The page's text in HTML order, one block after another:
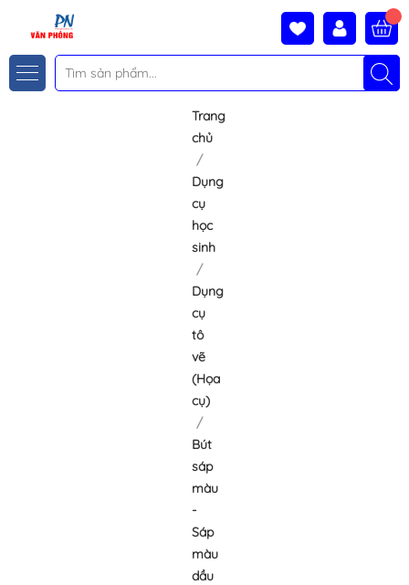
Trang
chủ
Dụng
cụ
học
sinh
Dụng
cụ
tô
vẽ
(Họa
cụ)
Bút
sáp
màu
-
Sáp
màu
dầu